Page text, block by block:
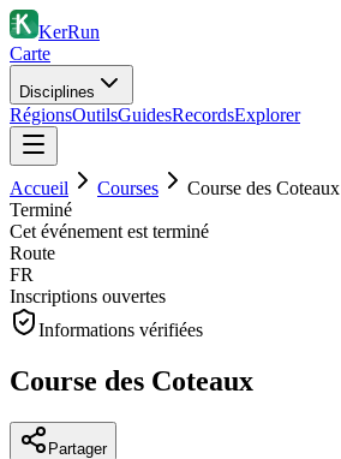
KerRun
Carte
Disciplines
RégionsOutilsGuidesRecordsExplorer
Accueil Courses
Course des Coteaux
Terminé
Cet événement est terminé
Route
FR
Inscriptions ouvertes
Informations vérifiées
Course des Coteaux
Partager